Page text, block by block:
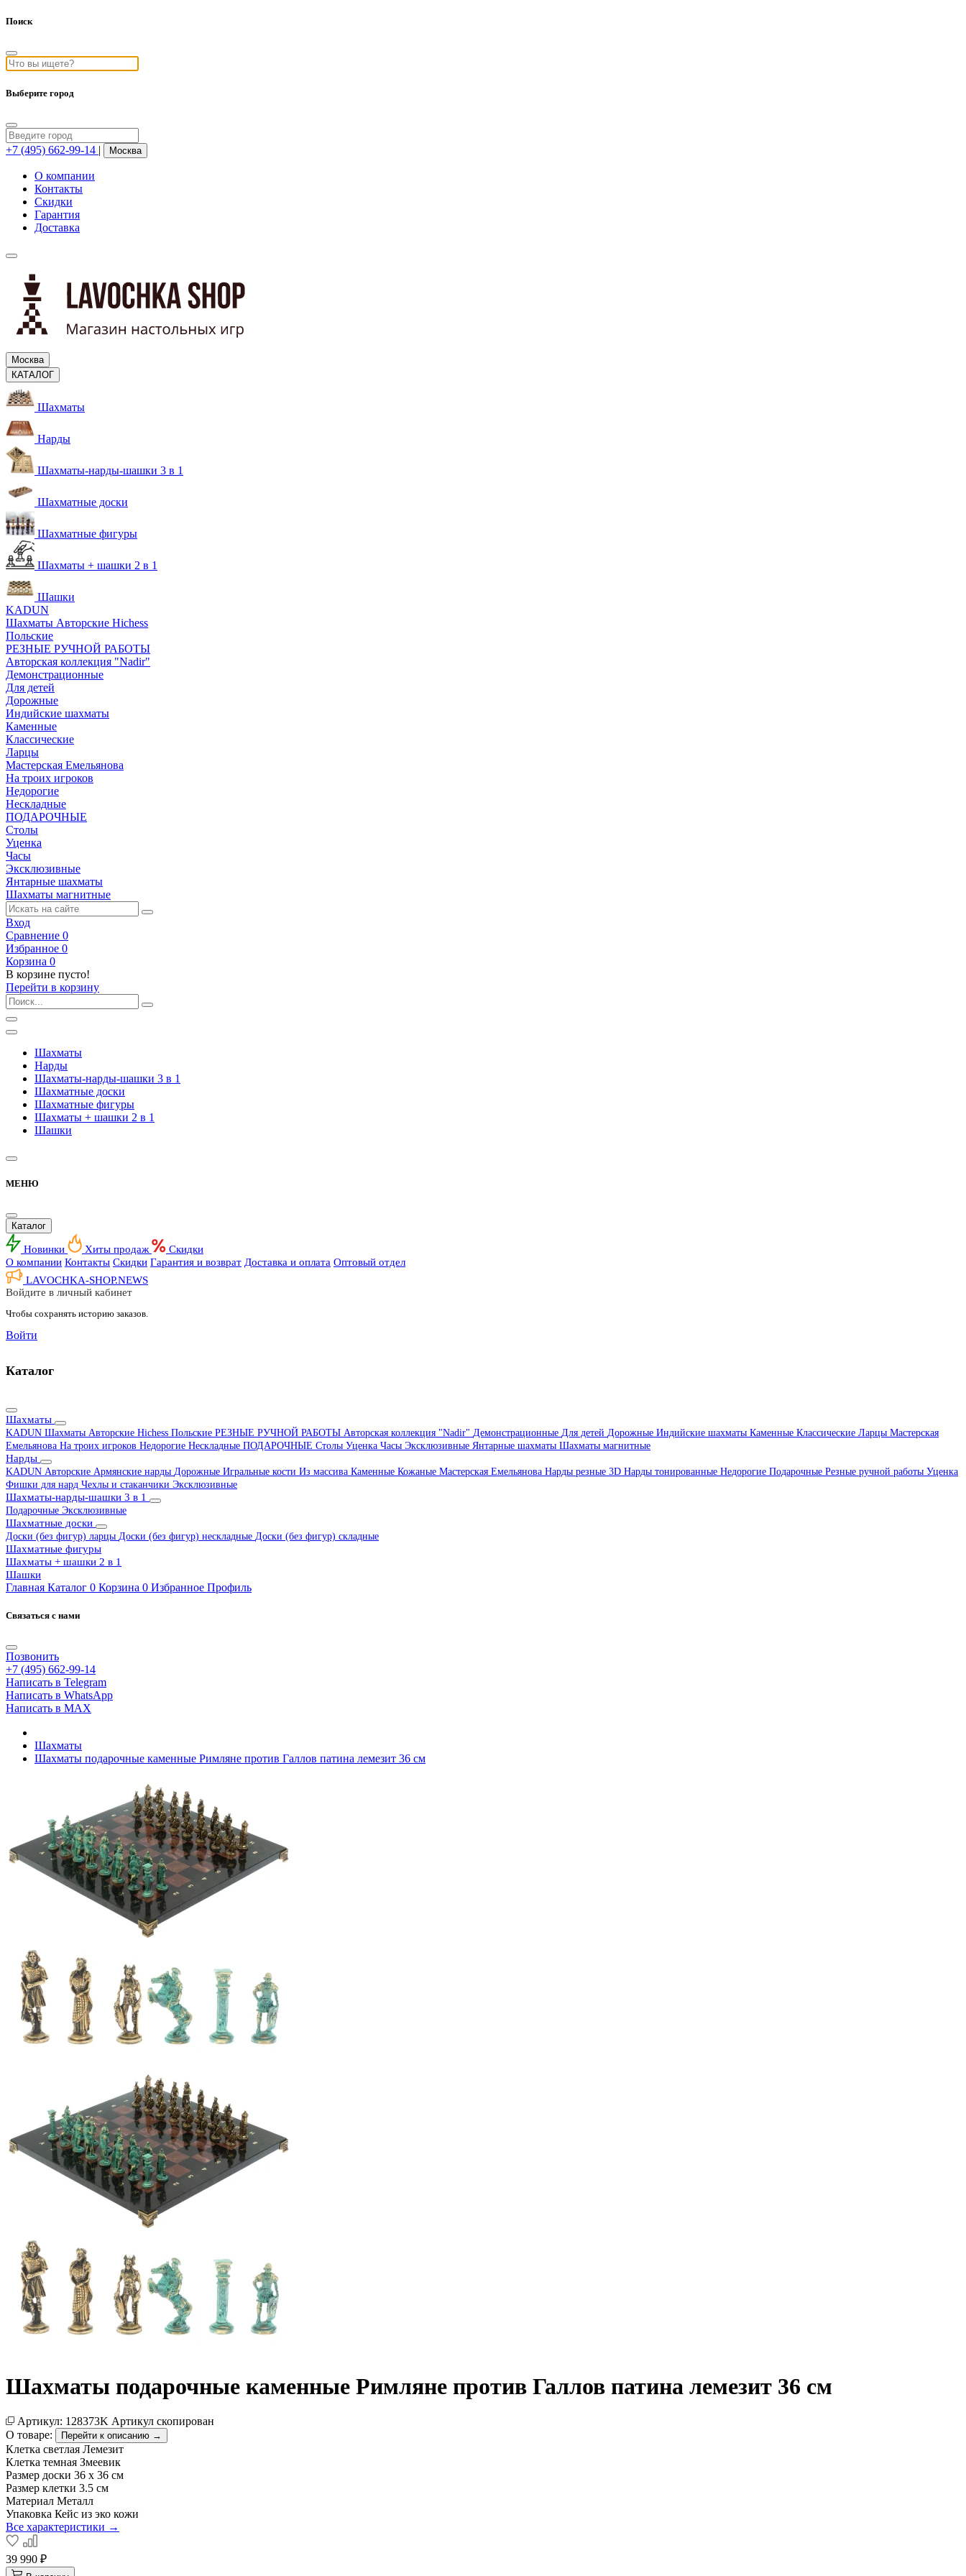
Поиск
Выберите город
+7 (495) 662-99-14 | Москва
О компании
Контакты
Скидки
Гарантия
Доставка
Москва
КАТАЛОГ
Шахматы
Нарды
Шахматы-нарды-шашки 3 в 1
Шахматные доски
Шахматные фигуры
Шахматы + шашки 2 в 1
Шашки
KADUN
Шахматы Авторские Hichess
Польские
РЕЗНЫЕ РУЧНОЙ РАБОТЫ
Авторская коллекция "Nadir"
Демонстрационные
Для детей
Дорожные
Индийские шахматы
Каменные
Классические
Ларцы
Мастерская Емельянова
На троих игроков
Недорогие
Нескладные
ПОДАРОЧНЫЕ
Столы
Уценка
Часы
Эксклюзивные
Янтарные шахматы
Шахматы магнитные
Вход
Сравнение 0
Избранное 0
Корзина 0
В корзине пусто!
Перейти в корзину
Шахматы
Нарды
Шахматы-нарды-шашки 3 в 1
Шахматные доски
Шахматные фигуры
Шахматы + шашки 2 в 1
Шашки
МЕНЮ
Каталог
Новинки Хиты продаж
Скидки
О компании Контакты Скидки Гарантия и возврат Доставка и оплата Оптовый отдел
LAVOCHKA-SHOP.NEWS
Войдите в личный кабинет
Чтобы сохранять историю заказов.
Войти
Каталог
Шахматы
KADUN Шахматы Авторские Hichess Польские РЕЗНЫЕ РУЧНОЙ РАБОТЫ Авторская коллекция "Nadir" Демонстрационные Для детей Дорожные Индийские шахматы Каменные Классические Ларцы Мастерская
Емельянова На троих игроков Недорогие Нескладные ПОДАРОЧНЫЕ Столы Уценка Часы Эксклюзивные Янтарные шахматы Шахматы магнитные
Нарды
KADUN Авторские Армянские нарды Дорожные Игральные кости Из массива Каменные Кожаные Мастерская Емельянова Нарды резные 3D Нарды тонированные Недорогие Подарочные Резные ручной работы Уценка
Фишки для нард Чехлы и стаканчики Эксклюзивные
Шахматы-нарды-шашки 3 в 1
Подарочные Эксклюзивные
Шахматные доски
Доски (без фигур) ларцы Доски (без фигур) нескладные Доски (без фигур) складные
Шахматные фигуры
Шахматы + шашки 2 в 1
Шашки
Главная Каталог 0 Корзина 0 Избранное Профиль
Связаться с нами
Позвонить
+7 (495) 662-99-14
Написать в Telegram
Написать в WhatsApp
Написать в MAX
Шахматы
Шахматы подарочные каменные Римляне против Галлов патина лемезит 36 см
Шахматы подарочные каменные Римляне против Галлов патина лемезит 36 см
Артикул: 128373K Артикул скопирован
О товаре:
Перейти к описанию →
Клетка светлая Лемезит
Клетка темная Змеевик
Размер доски 36 х 36 см
Размер клетки 3.5 см
Материал Металл
Упаковка Кейс из эко кожи
Все характеристики →
39 990 ₽